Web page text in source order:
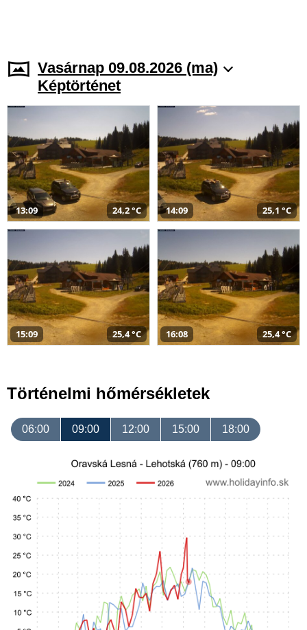
Vasárnap 09.08.2026 (ma)
Képtörténet
13:09 24,2 °C 14:09 25,1 °C
15:09 25,4 °C 16:08 25,4 °C
Történelmi hőmérsékletek
06:00 09:00 12:00 15:00 18:00